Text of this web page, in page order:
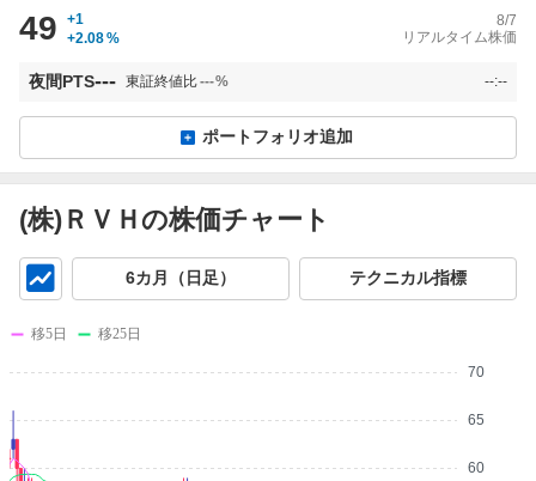
49
+1
+2.08%
8/7
リアルタイム株価
夜間PTS--- 東証終値比---% --:--
ポートフォリオ追加
(株)ＲＶＨの株価チャート
6カ月（日足） テクニカル指標
60
65
70
移5日 移25日